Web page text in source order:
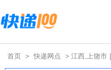
首页 > 快递网点 > 江西,上饶市